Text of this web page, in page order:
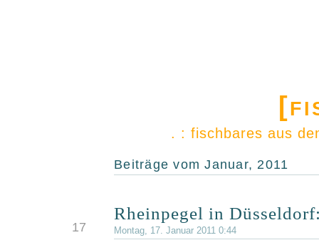
. : fischbares aus
Beiträge vom Januar, 2011
17
Rheinpegel in
Montag, 17. Januar 2011 0:44